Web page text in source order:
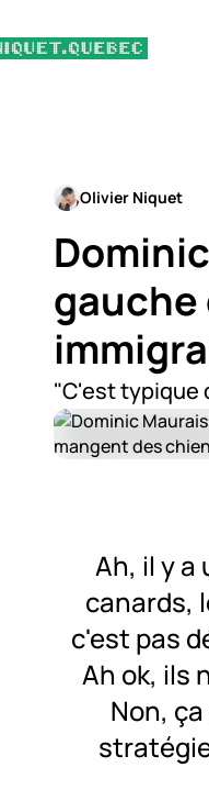
Olivier Niquet
gauche
"C'est typique
Ah, il y a
canards,
c'est pas
Ah ok, ils
Non,